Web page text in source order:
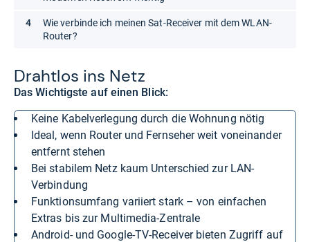
Draht­los ins Netz
Das Wichtigste auf einen Blick:
Keine Kabelverlegung durch die Wohnung nötig
Ideal, wenn Router und Fernseher weit voneinander
entfernt stehen
Bei stabilem Netz kaum Unterschied zur LAN-
Verbindung
Funktionsumfang variiert stark – von einfachen
Extras bis zur Multimedia-Zentrale
Android- und Google-TV-Receiver bieten Zugriff auf
Wie verbinde ich meinen Sat-Receiver mit dem WLAN-
Router?